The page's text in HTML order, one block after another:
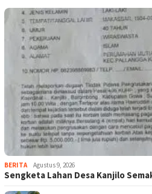
BERITA Agustus 9, 2026
Sengketa Lahan Desa Kanjilo